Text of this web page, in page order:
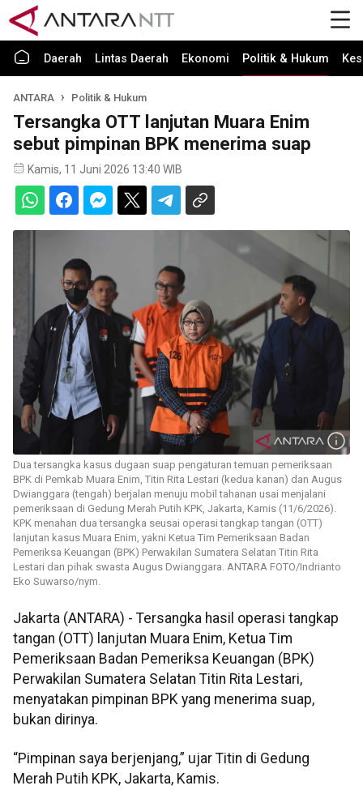
Daerah Lintas Daerah Ekonomi Politik & Hukum
ANTARA Politik & Hukum
Tersangka OTT lanjutan Muara Enim
sebut pimpinan BPK menerima suap
Kamis, 11 Juni 2026 13:40 WIB
Dua tersangka kasus dugaan suap pengaturan temuan pemeriksaan
BPK di Pemkab Muara Enim, Titin Rita Lestari (kedua kanan) dan Augus
Dwianggara (tengah) berjalan menuju mobil tahanan usai menjalani
pemeriksaan di Gedung Merah Putih KPK, Jakarta, Kamis (11/6/2026).
KPK menahan dua tersangka seusai operasi tangkap tangan (OTT)
lanjutan kasus Muara Enim, yakni Ketua Tim Pemeriksaan Badan
Pemeriksa Keuangan (BPK) Perwakilan Sumatera Selatan Titin Rita
Lestari dan pihak swasta Augus Dwianggara. ANTARA FOTO/Indrianto
Eko Suwarso/nym.
Jakarta (ANTARA) - Tersangka hasil operasi tangkap
tangan (OTT) lanjutan Muara Enim, Ketua Tim
Pemeriksaan Badan Pemeriksa Keuangan (BPK)
Perwakilan Sumatera Selatan Titin Rita Lestari,
menyatakan pimpinan BPK yang menerima suap,
bukan dirinya.
“Pimpinan saya berjenjang,” ujar Titin di Gedung
Merah Putih KPK, Jakarta, Kamis.